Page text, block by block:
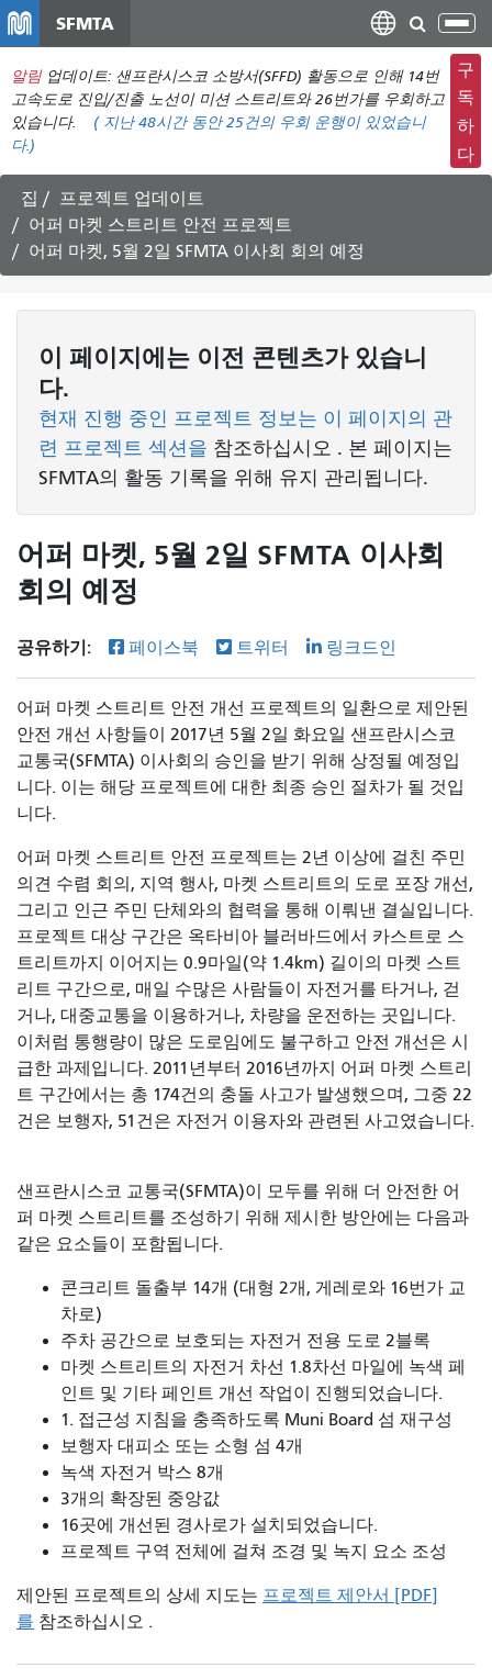
컨
텐
츠
건
뛰
기
SFMTA
탐
색
메
뉴
전
환
알림 업데이트: 샌프란시스코 소방서(SFFD) 활동으로 인해 14번
고속도로 진입/진출 노선이 미션 스트리트와 26번가를 우회하고
있습니다.
( 지난 48시간 동안25건의 우회 운행이 있었습니
다.)
구
독
하
다
집
프로젝트 업데이트
어퍼 마켓 스트리트 안전 프로젝트
어퍼 마켓, 5월 2일 SFMTA 이사회 회의 예정
이 페이지에는 이전 콘텐츠가 있습니
다.
현재 진행 중인 프로젝트 정보는 이 페이지의 관
련 프로젝트 섹션을 참조하십시오 . 본 페이지는
SFMTA의 활동 기록을 위해 유지 관리됩니다.
어퍼 마켓, 5월 2일 SFMTA 이사회
회의 예정
공유하기: 페이스북 트위터 링크드인
어퍼 마켓 스트리트 안전 개선 프로젝트의 일환으로 제안된
안전 개선 사항들이 2017년 5월 2일 화요일 샌프란시스코
교통국(SFMTA) 이사회의 승인을 받기 위해 상정될 예정입
니다. 이는 해당 프로젝트에 대한 최종 승인 절차가 될 것입
니다.
어퍼 마켓 스트리트 안전 프로젝트는 2년 이상에 걸친 주민
의견 수렴 회의, 지역 행사, 마켓 스트리트의 도로 포장 개선,
그리고 인근 주민 단체와의 협력을 통해 이뤄낸 결실입니다.
프로젝트 대상 구간은 옥타비아 블러바드에서 카스트로 스
트리트까지 이어지는 0.9마일(약 1.4km) 길이의 마켓 스트
리트 구간으로, 매일 수많은 사람들이 자전거를 타거나, 걷
거나, 대중교통을 이용하거나, 차량을 운전하는 곳입니다.
이처럼 통행량이 많은 도로임에도 불구하고 안전 개선은 시
급한 과제입니다. 2011년부터 2016년까지 어퍼 마켓 스트리
트 구간에서는 총 174건의 충돌 사고가 발생했으며, 그중 22
건은 보행자, 51건은 자전거 이용자와 관련된 사고였습니다.
샌프란시스코 교통국(SFMTA)이 모두를 위해 더 안전한 어
퍼 마켓 스트리트를 조성하기 위해 제시한 방안에는 다음과
같은 요소들이 포함됩니다.
콘크리트 돌출부 14개 (대형 2개, 게레로와 16번가 교
차로)
주차 공간으로 보호되는 자전거 전용 도로 2블록
마켓 스트리트의 자전거 차선 1.8차선 마일에 녹색 페
인트 및 기타 페인트 개선 작업이 진행되었습니다.
1. 접근성 지침을 충족하도록 Muni Board 섬 재구성
보행자 대피소 또는 소형 섬 4개
녹색 자전거 박스 8개
3개의 확장된 중앙값
16곳에 개선된 경사로가 설치되었습니다.
프로젝트 구역 전체에 걸쳐 조경 및 녹지 요소 조성
제안된 프로젝트의 상세 지도는 프로젝트 제안서 [PDF]
를 참조하십시오 .